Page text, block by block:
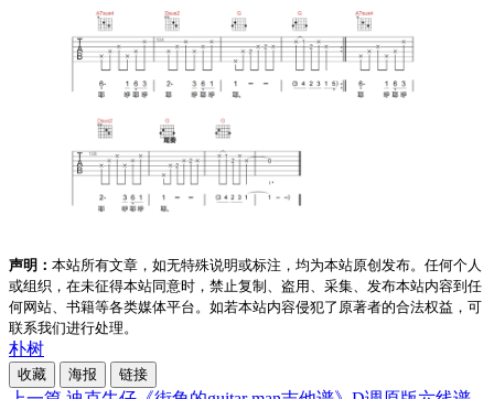
声明： 本站所有文章，如无特殊说明或标注，均为本站原创发布。任何个人
或组织，在未征得本站同意时，禁止复制、盗用、采集、发布本站内容到任
何网站、书籍等各类媒体平台。如若本站内容侵犯了原著者的合法权益，可
联系我们进行处理。
朴树
收藏 海报 链接